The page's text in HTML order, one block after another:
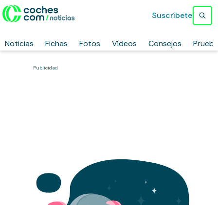
Noticias Fichas Fotos Vídeos Consejos
Suscríbete
Publicidad